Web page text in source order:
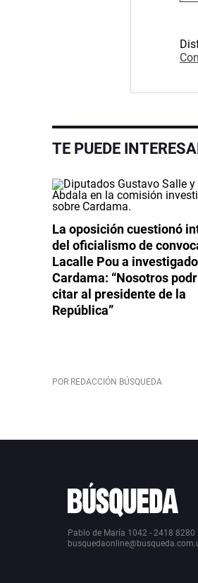
TE PUEDE
La oposición cuestionó
del oficialismo de
Lacalle Pou a
Cardama: “Nosotros
citar al presidente de la
República”
POR REDACCIÓN BÚSQUEDA
Pablo de María 1042 - 2418 8280